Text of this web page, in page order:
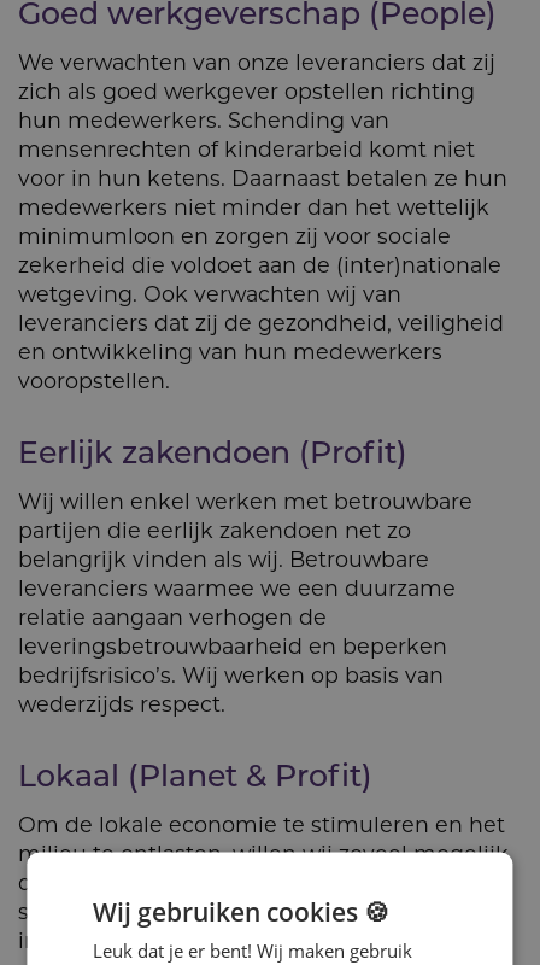
Goed werkgeverschap (People)
We verwachten van onze leveranciers dat zij
zich als goed werkgever opstellen richting
hun medewerkers. Schending van
mensenrechten of kinderarbeid komt niet
voor in hun ketens. Daarnaast betalen ze hun
medewerkers niet minder dan het wettelijk
minimumloon en zorgen zij voor sociale
zekerheid die voldoet aan de (inter)nationale
wetgeving. Ook verwachten wij van
leveranciers dat zij de gezondheid, veiligheid
en ontwikkeling van hun medewerkers
vooropstellen.
Eerlijk zakendoen (Profit)
Wij willen enkel werken met betrouwbare
partijen die eerlijk zakendoen net zo
belangrijk vinden als wij. Betrouwbare
leveranciers waarmee we een duurzame
relatie aangaan verhogen de
leveringsbetrouwbaarheid en beperken
bedrijfsrisico’s. Wij werken op basis van
wederzijds respect.
Lokaal (Planet & Profit)
Om de lokale economie te stimuleren en het
milieu te ontlasten, willen wij zoveel mogelijk
diensten en producten lokaal afnemen. Dit
stimuleert werkgelegenheid en beperkt de
impact van transport.
Wij gebruiken cookies 🍪
Leuk dat je er bent! Wij maken gebruik